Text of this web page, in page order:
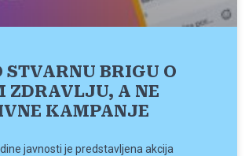
BRIGU O
ZDRAVLJU, A NE
KAMPANJE
javnosti je predstavljena akcija